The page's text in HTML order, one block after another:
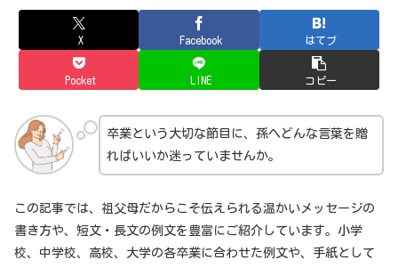
X Facebook はてブ
Pocket LINE コピー
卒業という大切な節目に、孫へどんな言葉を贈
ればいいか迷っていませんか。
この記事では、祖父母だからこそ伝えられる温かいメッセージの
書き方や、短文・長文の例文を豊富にご紹介しています。小学
校、中学校、高校、大学の各卒業に合わせた例文や、手紙として